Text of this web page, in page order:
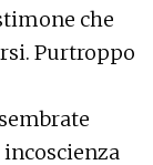
che
Purtroppo